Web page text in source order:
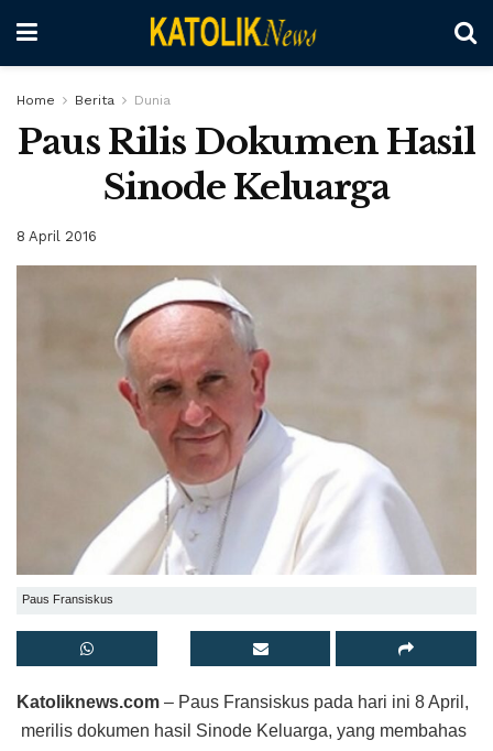
Home Berita Dunia
Paus Rilis Dokumen Hasil
Sinode Keluarga
8 April 2016
Paus Fransiskus
Katoliknews.com – Paus Fransiskus pada hari ini 8 April,
merilis dokumen hasil Sinode Keluarga, yang membahas